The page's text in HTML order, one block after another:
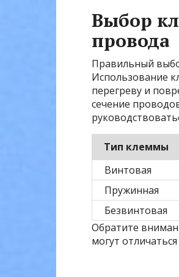
Выбор
провода
Правильный
Использование
перегреву и
сечение
Тип клеммы
Винтовая
Пружинная
Безвинтовая
Обратите
могут